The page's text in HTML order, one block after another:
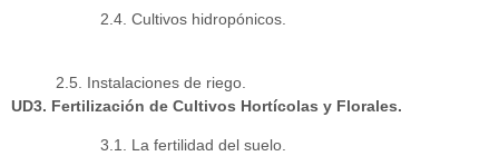
2.4. Cultivos hidropónicos.
2.5. Instalaciones de riego.
UD3. Fertilización de Cultivos Hortícolas y Florales.
3.1. La fertilidad del suelo.